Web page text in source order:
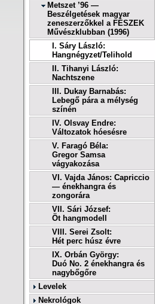
Metszet ’96 —
Beszélgetések magyar
zeneszerzőkkel a FÉSZEK
Művészklubban (1996)
I. Sáry László:
Hangnégyzet/Telihold
II. Tihanyi László:
Nachtszene
III. Dukay Barnabás:
Lebegő pára a mélység
színén
IV. Olsvay Endre:
Változatok hóesésre
V. Faragó Béla:
Gregor Samsa
vágyakozása
VI. Vajda János: Capriccio
— énekhangra és
zongorára
VII. Sári József:
Öt hangmodell
VIII. Serei Zsolt:
Hét perc húsz évre
IX. Orbán György:
Duó No. 2 énekhangra és
nagybőgőre
Levelek
Nekrológok